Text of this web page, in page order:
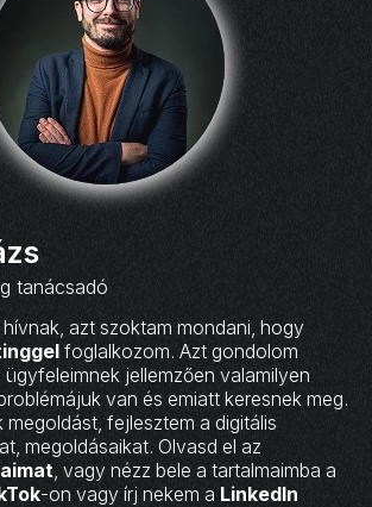
tanácsadó
azt szoktam mondani, hogy
foglalkozom. Azt gondolom
jellemzően valamilyen
van és emiatt keresnek meg.
megoldást, fejlesztem a digitális
megoldásaikat. Olvasd el az
, vagy nézz bele a tartalmaimba a
-on vagy írj nekem a LinkedIn